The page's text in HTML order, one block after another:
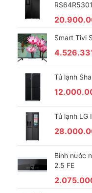
Dung tích 256 lít, phù
thành viên
Tủ lạnh Samsung
trong đó có 53 lít dung
mát, đáp ứng tốt cho
gia đình ít thành viên,
Smart Tivi
Tủ lạnh
Tủ lạnh LG
Bình nước
2.5 FE